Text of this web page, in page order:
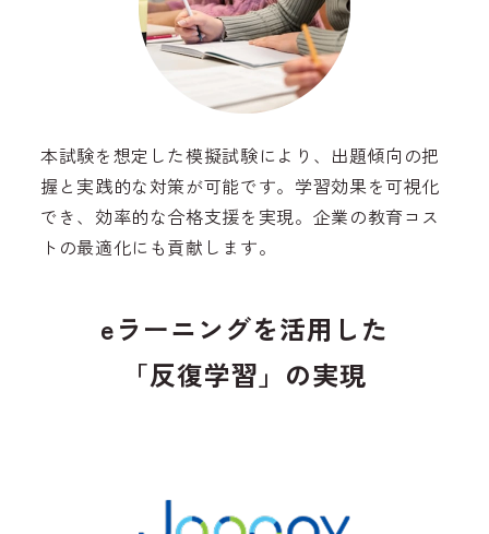
本試験を想定した模擬試験により、出題傾向の把
握と実践的な対策が可能です。学習効果を可視化
でき、効率的な合格支援を実現。企業の教育コス
トの最適化にも貢献します。
eラーニングを活用した
「反復学習」の実現